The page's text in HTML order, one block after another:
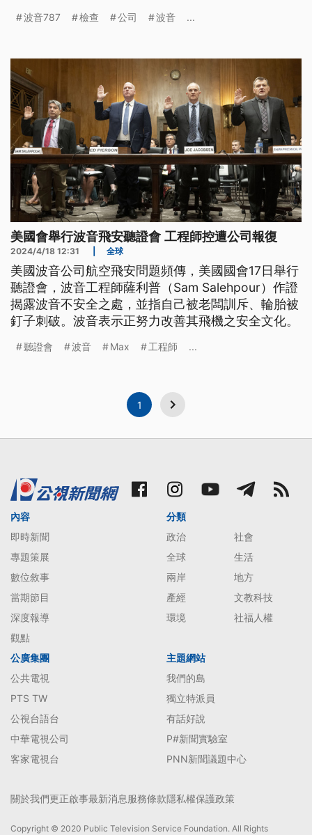
波音787 檢查 公司 波音 ...
美國會舉行波音飛安聽證會 工程師控遭公司報復
2024/4/18 12:31 全球
美國波音公司航空飛安問題頻傳，美國國會17日舉行
聽證會，波音工程師薩利普（Sam Salehpour）作證
揭露波音不安全之處，並指自己被老闆訓斥、輪胎被
釘子刺破。波音表示正努力改善其飛機之安全文化。
聽證會 波音 Max 工程師 ...
1
內容
即時新聞
專題策展
數位敘事
當期節目
深度報導
觀點
分類
政治
社會
全球
生活
兩岸
地方
產經
文教科技
環境
社福人權
公廣集團
公共電視
PTS TW
公視台語台
中華電視公司
客家電視台
主題網站
我們的島
獨立特派員
有話好說
P#新聞實驗室
PNN新聞議題中心
關於我們更正啟事最新消息服務條款隱私權保護政策
Copyright © 2020 Public Television Service Foundation. All Rights